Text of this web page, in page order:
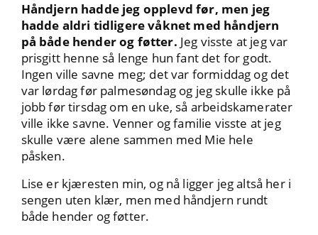
Håndjern hadde jeg opplevd før, men jeg
hadde aldri tidligere våknet med håndjern
på både hender og føtter. Jeg visste at jeg var
prisgitt henne så lenge hun fant det for godt.
Ingen ville savne meg; det var formiddag og det
var lørdag før palmesøndag og jeg skulle ikke på
jobb før tirsdag om en uke, så arbeidskamerater
ville ikke savne. Venner og familie visste at jeg
skulle være alene sammen med Mie hele
påsken.
Lise er kjæresten min, og nå ligger jeg altså her i
sengen uten klær, men med håndjern rundt
både hender og føtter.